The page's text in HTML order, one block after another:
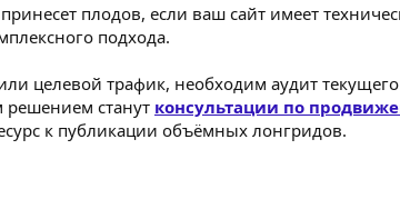
плодов, если ваш сайт имеет
подхода.
целевой трафик, необходим аудит
станут консультации по
к публикации объёмных лонгридов.